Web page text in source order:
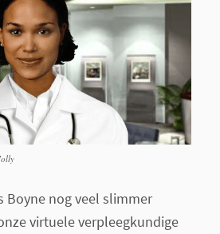
Boyne nog veel slimmer
virtuele verpleegkundige